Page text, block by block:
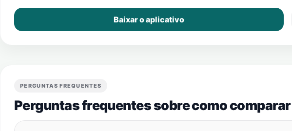
Baixar o aplicativo
PERGUNTAS FREQUENTES
Perguntas frequentes sobre como